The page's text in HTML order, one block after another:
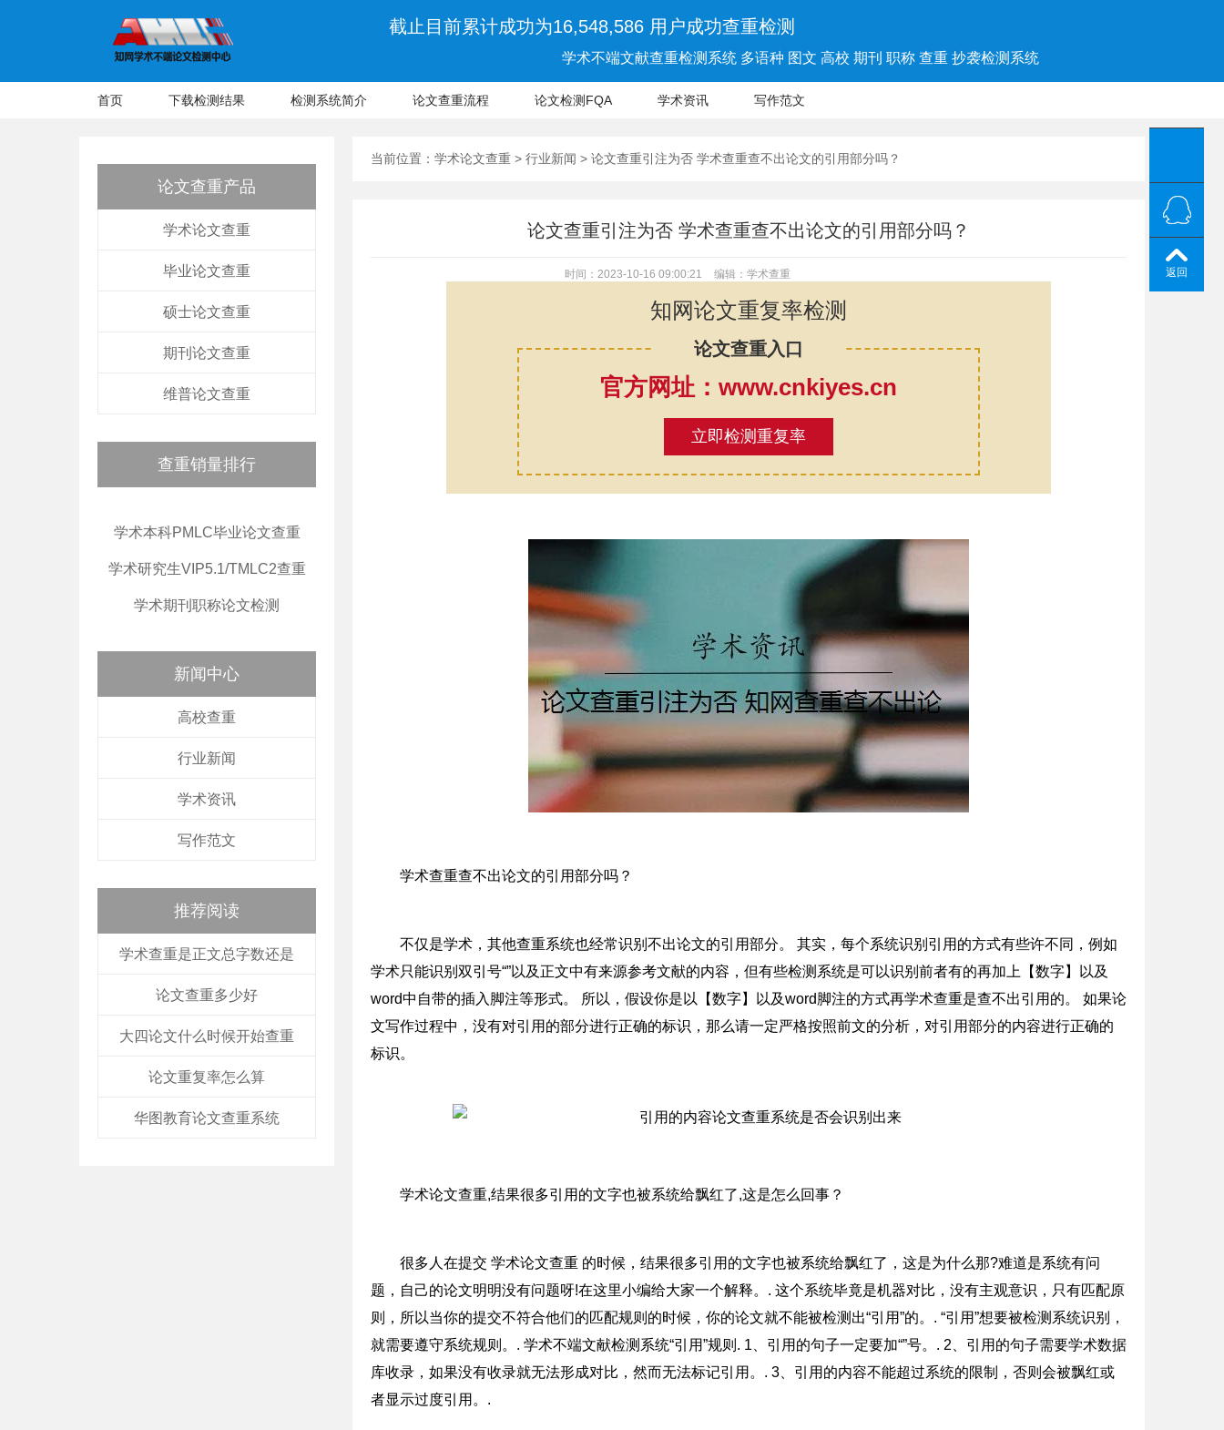
截止目前累计成功为16,548,586 用户成功查重检测
学术不端文献查重检测系统 多语种 图文 高校 期刊 职称 查重 抄袭检测系统
首页 下载检测结果 检测系统简介 论文查重流程 论文检测FQA 学术资讯 写作范文
论文查重产品
学术论文查重
毕业论文查重
硕士论文查重
期刊论文查重
维普论文查重
查重销量排行
学术本科PMLC毕业论文查重
学术研究生VIP5.1/TMLC2查重
学术期刊职称论文检测
新闻中心
高校查重
行业新闻
学术资讯
写作范文
推荐阅读
学术查重是正文总字数还是
论文查重多少好
大四论文什么时候开始查重
论文重复率怎么算
华图教育论文查重系统
当前位置： 学术论文查重 > 行业新闻 > 论文查重引注为否 学术查重查不出论文的引用部分吗？
论文查重引注为否 学术查重查不出论文的引用部分吗？
时间：2023-10-16 09:00:21 编辑：学术查重
知网论文重复率检测
论文查重入口
官方网址：www.cnkiyes.cn
立即检测重复率
学术查重查不出论文的引用部分吗？
不仅是学术，其他查重系统也经常识别不出论文的引用部分。 其实，每个系统识别引用的方式有些许不同，例如
学术只能识别双引号“”以及正文中有来源参考文献的内容，但有些检测系统是可以识别前者有的再加上【数字】以及
word中自带的插入脚注等形式。 所以，假设你是以【数字】以及word脚注的方式再学术查重是查不出引用的。 如果论
文写作过程中，没有对引用的部分进行正确的标识，那么请一定严格按照前文的分析，对引用部分的内容进行正确的
标识。
学术论文查重,结果很多引用的文字也被系统给飘红了,这是怎么回事？
很多人在提交 学术论文查重 的时候，结果很多引用的文字也被系统给飘红了，这是为什么那?难道是系统有问
题，自己的论文明明没有问题呀!在这里小编给大家一个解释。. 这个系统毕竟是机器对比，没有主观意识，只有匹配原
则，所以当你的提交不符合他们的匹配规则的时候，你的论文就不能被检测出“引用”的。. “引用”想要被检测系统识别，
就需要遵守系统规则。. 学术不端文献检测系统“引用”规则. 1、引用的句子一定要加“”号。. 2、引用的句子需要学术数据
库收录，如果没有收录就无法形成对比，然而无法标记引用。. 3、引用的内容不能超过系统的限制，否则会被飘红或
者显示过度引用。.
返回